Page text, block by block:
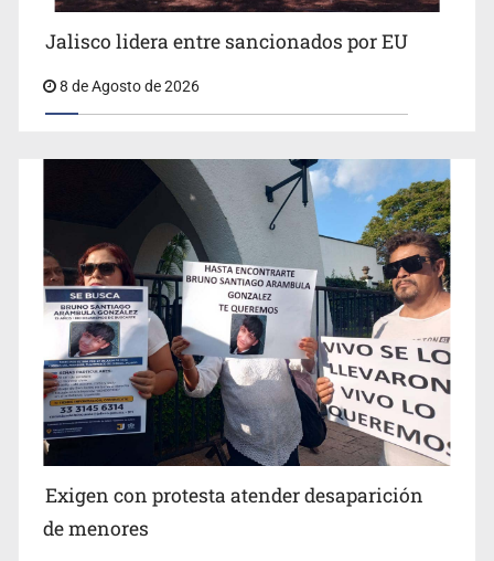
Concierto patrio costará 32.9 mdp
Jalisco lidera entre sancionados por EU
8 de Agosto de 2026
Exigen con protesta atender desaparición
de menores